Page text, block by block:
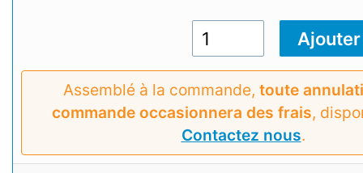
Assemblé à la commande, toute
commande occasionnera des frais,
Contactez nous.